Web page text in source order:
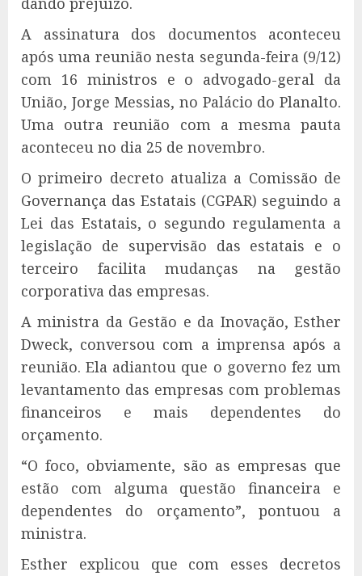
A assinatura dos documentos aconteceu
após uma reunião nesta segunda-feira (9/12)
com 16 ministros e o advogado-geral da
União, Jorge Messias, no Palácio do Planalto.
Uma outra reunião com a mesma pauta
aconteceu no dia 25 de novembro.
O primeiro decreto atualiza a Comissão de
Governança das Estatais (CGPAR) seguindo a
Lei das Estatais, o segundo regulamenta a
legislação de supervisão das estatais e o
terceiro facilita mudanças na gestão
corporativa das empresas.
A ministra da Gestão e da Inovação, Esther
Dweck, conversou com a imprensa após a
reunião. Ela adiantou que o governo fez um
levantamento das empresas com problemas
financeiros e mais dependentes do
orçamento.
“O foco, obviamente, são as empresas que
estão com alguma questão financeira e
dependentes do orçamento”, pontuou a
ministra.
Esther explicou que com esses decretos